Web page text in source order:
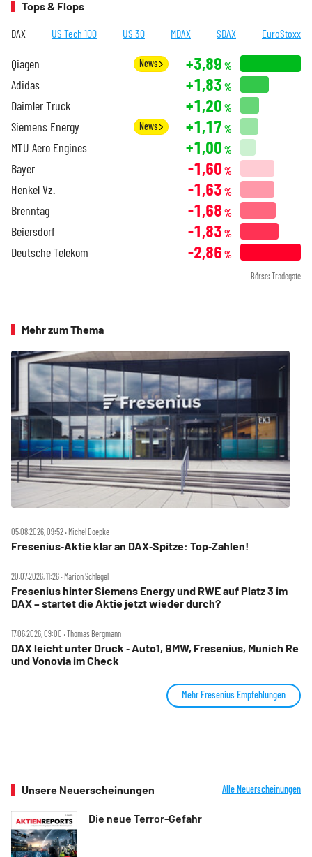
Tops & Flops
DAX US Tech 100 US 30 MDAX SDAX EuroStoxx
Qiagen News +3,89 %
Adidas +1,83 %
Daimler Truck +1,20 %
Siemens Energy News +1,17 %
MTU Aero Engines +1,00 %
Bayer -1,60 %
Henkel Vz. -1,63 %
Brenntag -1,68 %
Beiersdorf -1,83 %
Deutsche Telekom -2,86 %
Börse: Tradegate
Mehr zum Thema
05.08.2026, 09:52 ‧ Michel Doepke
Fresenius‑Aktie klar an DAX‑Spitze: Top‑Zahlen!
20.07.2026, 11:26 ‧ Marion Schlegel
Fresenius hinter Siemens Energy und RWE auf Platz 3 im
DAX – startet die Aktie jetzt wieder durch?
17.06.2026, 09:00 ‧ Thomas Bergmann
DAX leicht unter Druck ‑ Auto1, BMW, Fresenius, Munich Re
und Vonovia im Check
Mehr Fresenius Empfehlungen
Unsere Neuerscheinungen Alle Neuerscheinungen
Die neue Terror-Gefahr